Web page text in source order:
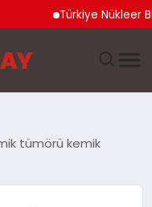
Türkiye Nükleer Bilim
tümörü kemik